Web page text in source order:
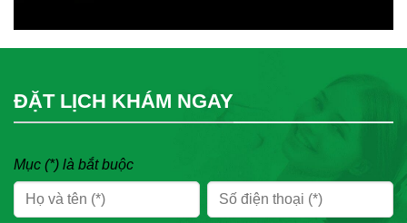
ĐẶT LỊCH KHÁM NGAY
Mục (*) là bắt buộc